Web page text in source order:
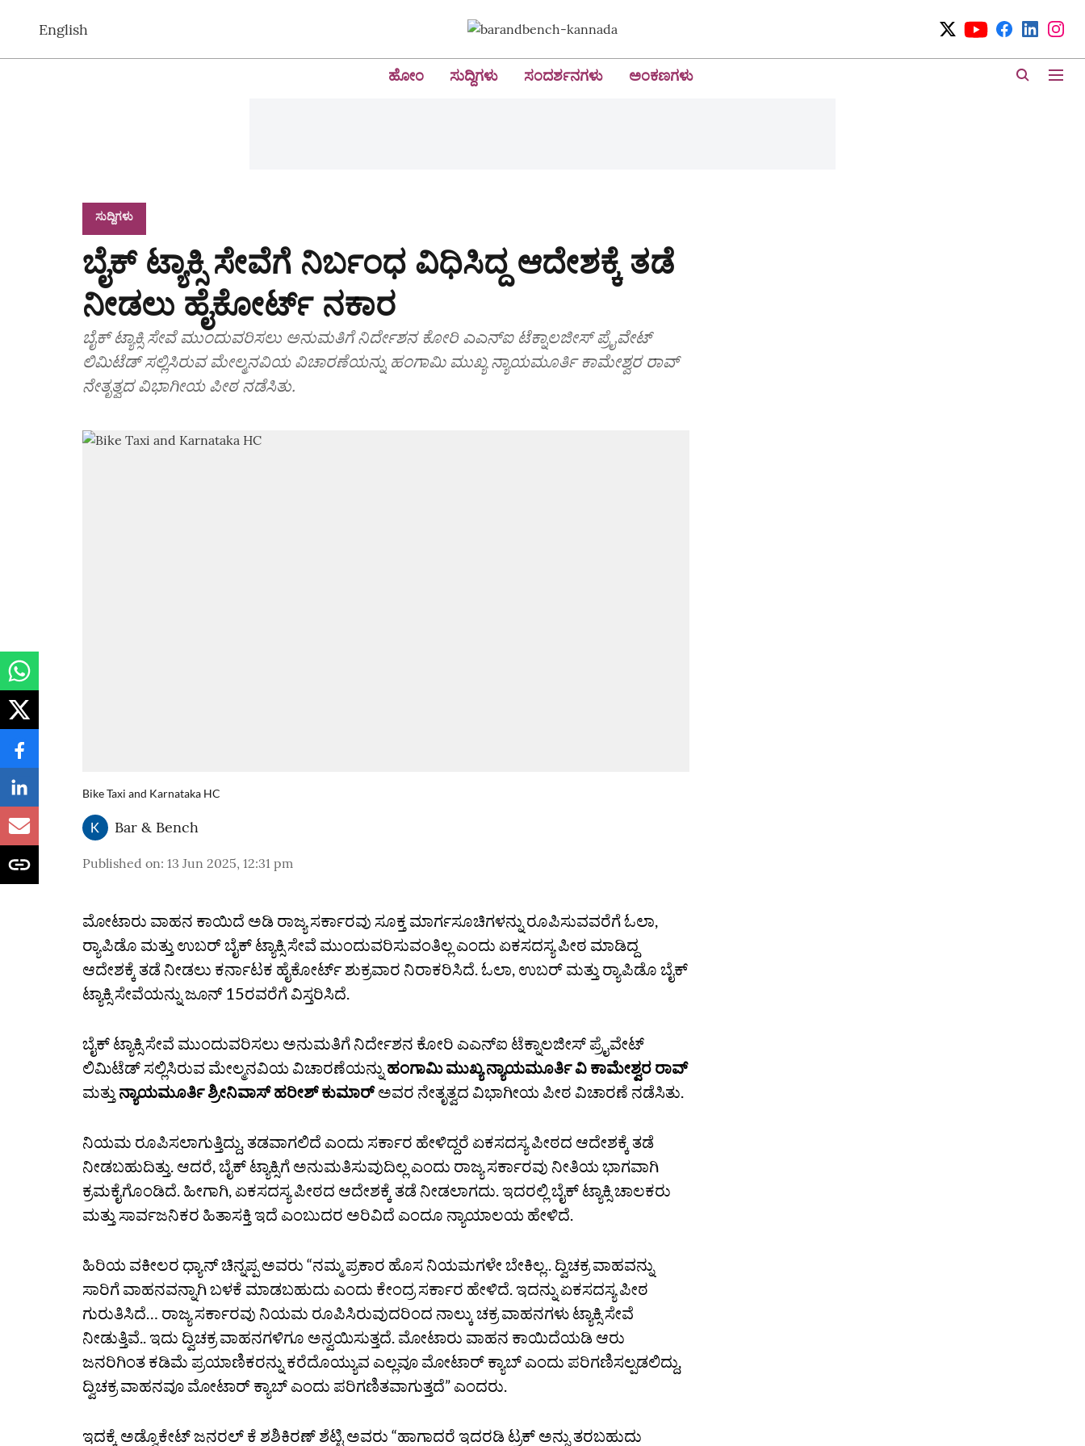
English
ಹೋಂ ಸುದ್ದಿಗಳು ಸಂದರ್ಶನಗಳು ಅಂಕಣಗಳು
ಸುದ್ದಿಗಳು
ಬೈಕ್‌ ಟ್ಯಾಕ್ಸಿ ಸೇವೆಗೆ ನಿರ್ಬಂಧ ವಿಧಿಸಿದ್ದ ಆದೇಶಕ್ಕೆ ತಡೆ
ನೀಡಲು ಹೈಕೋರ್ಟ್‌ ನಕಾರ
ಬೈಕ್‌ ಟ್ಯಾಕ್ಸಿ ಸೇವೆ ಮುಂದುವರಿಸಲು ಅನುಮತಿಗೆ ನಿರ್ದೇಶನ ಕೋರಿ ಎಎನ್‌ಐ ಟೆಕ್ನಾಲಜೀಸ್‌ ಪ್ರೈವೇಟ್‌
ಲಿಮಿಟೆಡ್‌ ಸಲ್ಲಿಸಿರುವ ಮೇಲ್ಮನವಿಯ ವಿಚಾರಣೆಯನ್ನು ಹಂಗಾಮಿ ಮುಖ್ಯ ನ್ಯಾಯಮೂರ್ತಿ ಕಾಮೇಶ್ವರ ರಾವ್‌
ನೇತೃತ್ವದ ವಿಭಾಗೀಯ ಪೀಠ ನಡೆಸಿತು.
Bike Taxi and Karnataka HC
Bar & Bench
Published on: 13 Jun 2025, 12:31 pm
ಮೋಟಾರು ವಾಹನ ಕಾಯಿದೆ ಅಡಿ ರಾಜ್ಯ ಸರ್ಕಾರವು ಸೂಕ್ತ ಮಾರ್ಗಸೂಚಿಗಳನ್ನು ರೂಪಿಸುವವರೆಗೆ ಓಲಾ,
ರ‍್ಯಾಪಿಡೊ ಮತ್ತು ಉಬರ್‌ ಬೈಕ್‌ ಟ್ಯಾಕ್ಸಿ ಸೇವೆ ಮುಂದುವರಿಸುವಂತಿಲ್ಲ ಎಂದು ಏಕಸದಸ್ಯ ಪೀಠ ಮಾಡಿದ್ದ
ಆದೇಶಕ್ಕೆ ತಡೆ ನೀಡಲು ಕರ್ನಾಟಕ ಹೈಕೋರ್ಟ್‌ ಶುಕ್ರವಾರ ನಿರಾಕರಿಸಿದೆ. ಓಲಾ, ಉಬರ್‌ ಮತ್ತು ರ‍್ಯಾಪಿಡೊ ಬೈಕ್‌
ಟ್ಯಾಕ್ಸಿ ಸೇವೆ‌ಯನ್ನು ಜೂನ್‌ 15ರವರೆಗೆ ವಿಸ್ತರಿಸಿದೆ.
ಬೈಕ್‌ ಟ್ಯಾಕ್ಸಿ ಸೇವೆ ಮುಂದುವರಿಸಲು ಅನುಮತಿಗೆ ನಿರ್ದೇಶನ ಕೋರಿ ಎಎನ್‌ಐ ಟೆಕ್ನಾಲಜೀಸ್‌ ಪ್ರೈವೇಟ್‌
ಲಿಮಿಟೆಡ್‌ ಸಲ್ಲಿಸಿರುವ ಮೇಲ್ಮನವಿಯ ವಿಚಾರಣೆಯನ್ನು ಹಂಗಾಮಿ ಮುಖ್ಯ ನ್ಯಾಯಮೂರ್ತಿ ವಿ ಕಾಮೇಶ್ವರ ರಾವ್‌
ಮತ್ತು ನ್ಯಾಯಮೂರ್ತಿ ಶ್ರೀನಿವಾಸ್‌ ಹರೀಶ್‌ ಕುಮಾರ್‌ಅವರ ನೇತೃತ್ವದ ವಿಭಾಗೀಯ ಪೀಠ ವಿಚಾರಣೆ ನಡೆಸಿತು.
ನಿಯಮ ರೂಪಿಸಲಾಗುತ್ತಿದ್ದು, ತಡವಾಗಲಿದೆ ಎಂದು ಸರ್ಕಾರ ಹೇಳಿದ್ದರೆ ಏಕಸದಸ್ಯ ಪೀಠದ ಆದೇಶಕ್ಕೆ ತಡೆ
ನೀಡಬಹುದಿತ್ತು. ಆದರೆ, ಬೈಕ್‌ ಟ್ಯಾಕ್ಸಿಗೆ ಅನುಮತಿಸುವುದಿಲ್ಲ ಎಂದು ರಾಜ್ಯ ಸರ್ಕಾರವು ನೀತಿಯ ಭಾಗವಾಗಿ
ಕ್ರಮಕೈಗೊಂಡಿದೆ. ಹೀಗಾಗಿ, ಏಕಸದಸ್ಯ ಪೀಠದ ಆದೇಶಕ್ಕೆ ತಡೆ ನೀಡಲಾಗದು. ಇದರಲ್ಲಿ ಬೈಕ್‌ ಟ್ಯಾಕ್ಸಿ ಚಾಲಕರು
ಮತ್ತು ಸಾರ್ವಜನಿಕರ ಹಿತಾಸಕ್ತಿ ಇದೆ ಎಂಬುದರ ಅರಿವಿದೆ ಎಂದೂ ನ್ಯಾಯಾಲಯ ಹೇಳಿದೆ.
ಹಿರಿಯ ವಕೀಲರ ಧ್ಯಾನ್‌ ಚಿನ್ನಪ್ಪ ಅವರು “ನಮ್ಮ ಪ್ರಕಾರ ಹೊಸ ನಿಯಮಗಳೇ ಬೇಕಿಲ್ಲ.. ದ್ವಿಚಕ್ರ ವಾಹವನ್ನು
ಸಾರಿಗೆ ವಾಹನವನ್ನಾಗಿ ಬಳಕೆ ಮಾಡಬಹುದು ಎಂದು ಕೇಂದ್ರ ಸರ್ಕಾರ ಹೇಳಿದೆ. ಇದನ್ನು ಏಕಸದಸ್ಯ ಪೀಠ
ಗುರುತಿಸಿದೆ… ರಾಜ್ಯ ಸರ್ಕಾರವು ನಿಯಮ ರೂಪಿಸಿರುವುದರಿಂದ ನಾಲ್ಕು ಚಕ್ರ ವಾಹನಗಳು ಟ್ಯಾಕ್ಸಿ ಸೇವೆ
ನೀಡುತ್ತಿವೆ.. ಇದು ದ್ವಿಚಕ್ರ ವಾಹನಗಳಿಗೂ ಅನ್ವಯಿಸುತ್ತದೆ. ಮೋಟಾರು ವಾಹನ ಕಾಯಿದೆಯಡಿ ಆರು
ಜನರಿಗಿಂತ ಕಡಿಮೆ ಪ್ರಯಾಣಿಕರನ್ನು ಕರೆದೊಯ್ಯುವ ಎಲ್ಲವೂ ಮೋಟಾರ್‌ ಕ್ಯಾಬ್‌ ಎಂದು ಪರಿಗಣಿಸಲ್ಪಡಲಿದ್ದು,
ದ್ವಿಚಕ್ರ ವಾಹನವೂ ಮೋಟಾರ್‌ ಕ್ಯಾಬ್‌ ಎಂದು ಪರಿಗಣಿತವಾಗುತ್ತದೆ” ಎಂದರು.
ಇದಕ್ಕೆ ಅಡ್ವೊಕೇಟ್‌ ಜನರಲ್‌ ಕೆ ಶಶಿಕಿರಣ್‌ ಶೆಟ್ಟಿ ಅವರು “ಹಾಗಾದರೆ ಇದರಡಿ ಟ್ರಕ್‌ ಅನ್ನು ತರಬಹುದು